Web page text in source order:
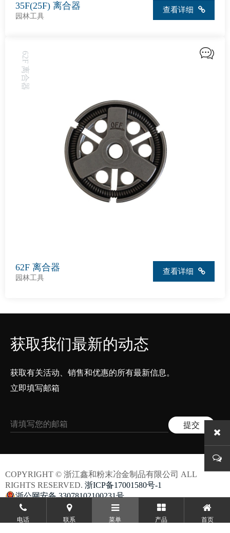
35F(25F) 离合器
园林工具
查看详细
62F 离合器
62F 离合器
园林工具
查看详细
获取我们最新的动态
获取有关活动、销售和优惠的所有最新信息。
立即填写邮箱
COPYRIGHT © 浙江鑫和粉末冶金制品有限公司 ALL
RIGHTS RESERVED. 浙ICP备17001580号-1
浙公网安备 33078102100231号
电话 联系 菜单 产品 首页